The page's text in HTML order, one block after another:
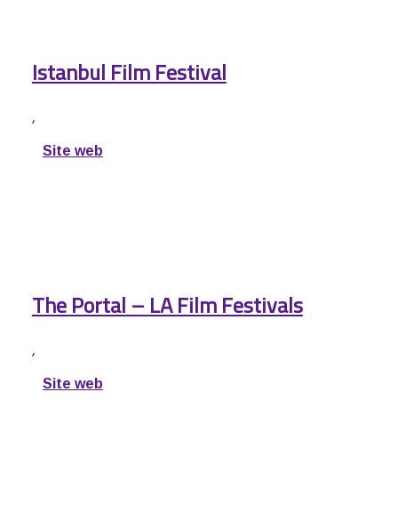
Istanbul Film Festival
,
Site web
The Portal – LA Film Festivals
,
Site web